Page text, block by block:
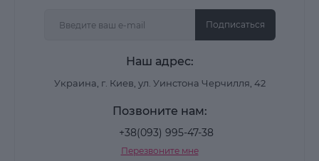
Подписаться
Наш адрес:
Украина, г. Киев, ул. Уинстона Черчилля, 42
Позвоните нам:
+38(093) 995-47-38
Перезвоните мне